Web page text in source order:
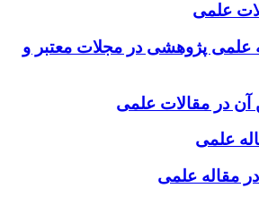
علمی
پژوهشی در مجلات معتبر و
در مقالات علمی
علمی
مقاله علمی